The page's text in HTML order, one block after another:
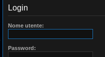
Login
Nome utente:
Password: